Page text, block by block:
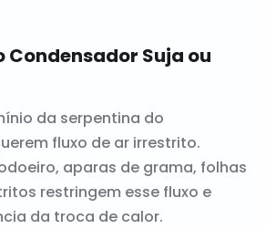
Condensador Suja ou
da serpentina do
fluxo de ar irrestrito.
aparas de grama, folhas
restringem esse fluxo e
da troca de calor.